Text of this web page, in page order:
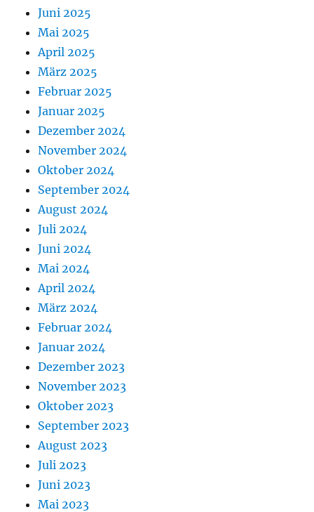
Juni 2025
Mai 2025
April 2025
März 2025
Februar 2025
Januar 2025
Dezember 2024
November 2024
Oktober 2024
September 2024
August 2024
Juli 2024
Juni 2024
Mai 2024
April 2024
März 2024
Februar 2024
Januar 2024
Dezember 2023
November 2023
Oktober 2023
September 2023
August 2023
Juli 2023
Juni 2023
Mai 2023